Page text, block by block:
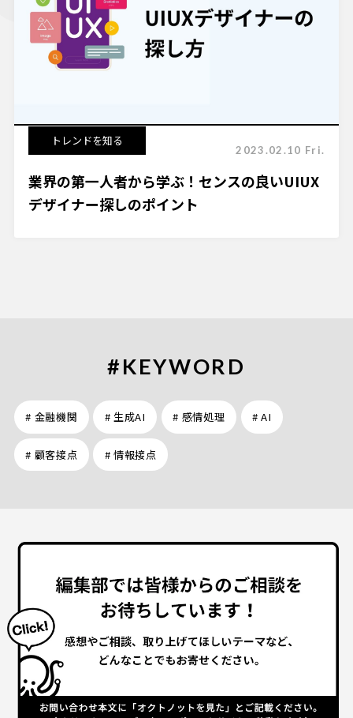
トレンドを知る
2023.02.10 Fri.
業界の第一人者から学ぶ！センスの良いUIUX
デザイナー探しのポイント
#KEYWORD
# 金融機関 # 生成AI # 感情処理 # AI
# 顧客接点 # 情報接点